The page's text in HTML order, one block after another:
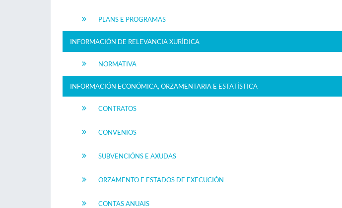
PLANS E PROGRAMAS
INFORMACIÓN DE RELEVANCIA XURÍDICA
NORMATIVA
INFORMACIÓN ECONÓMICA, ORZAMENTARIA E ESTATÍSTICA
CONTRATOS
CONVENIOS
SUBVENCIÓNS E AXUDAS
ORZAMENTO E ESTADOS DE EXECUCIÓN
CONTAS ANUAIS